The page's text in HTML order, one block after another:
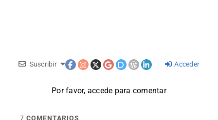
Suscribir Acceder
Por favor, accede para comentar
7 COMENTARIOS